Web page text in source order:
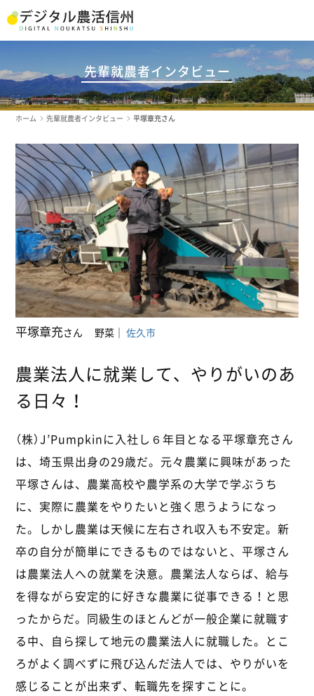
先輩就農者インタビュー
ホーム 先輩就農者インタビュー 平塚章充さん
平塚章充さん 野菜 ｜佐久市
農業法人に就業して、やりがいのあ
る日々！
（株）J’Pumpkinに入社し６年目となる平塚章充さん
は、埼玉県出身の29歳だ。元々農業に興味があった
平塚さんは、農業高校や農学系の大学で学ぶうち
に、実際に農業をやりたいと強く思うようになっ
た。しかし農業は天候に左右され収入も不安定。新
卒の自分が簡単にできるものではないと、平塚さん
は農業法人への就業を決意。農業法人ならば、給与
を得ながら安定的に好きな農業に従事できる！と思
ったからだ。同級生のほとんどが一般企業に就職す
る中、自ら探して地元の農業法人に就職した。とこ
ろがよく調べずに飛び込んだ法人では、やりがいを
感じることが出来ず、転職先を探すことに。